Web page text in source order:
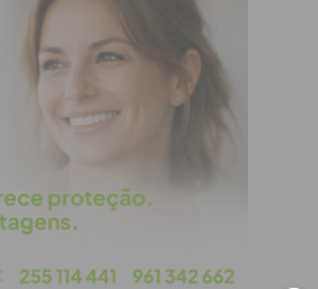
Jota, Tiago Bentes,
Simão, Figueiredo
(Abílio Neto, 71’),
Bruno Pinto e Vitinha
Baía, Gorito (Melo, 89’),
Quelhas, Madeira, Silva